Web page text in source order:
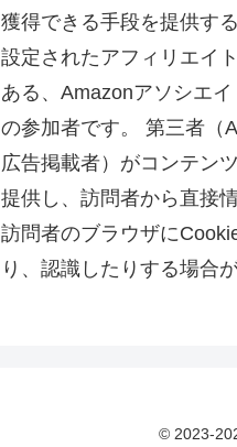
獲得できる手段を提供す
設定されたアフィリエイ
ある、Amazonアソシエ
の参加者です。 第三者（
広告掲載者）がコンテン
提供し、訪問者から直接
訪問者のブラウザに
り、認識したりする場合
© 2023-